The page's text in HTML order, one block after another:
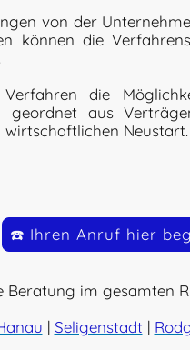
von der
können die
die
geordnet aus
wirtschaftlichen Neustart.
☎️ Ihren Anruf hier
Beratung im gesamten
| Seligenstadt |